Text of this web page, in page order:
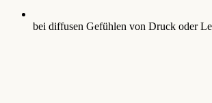
bei diffusen Gefühlen von Druck oder